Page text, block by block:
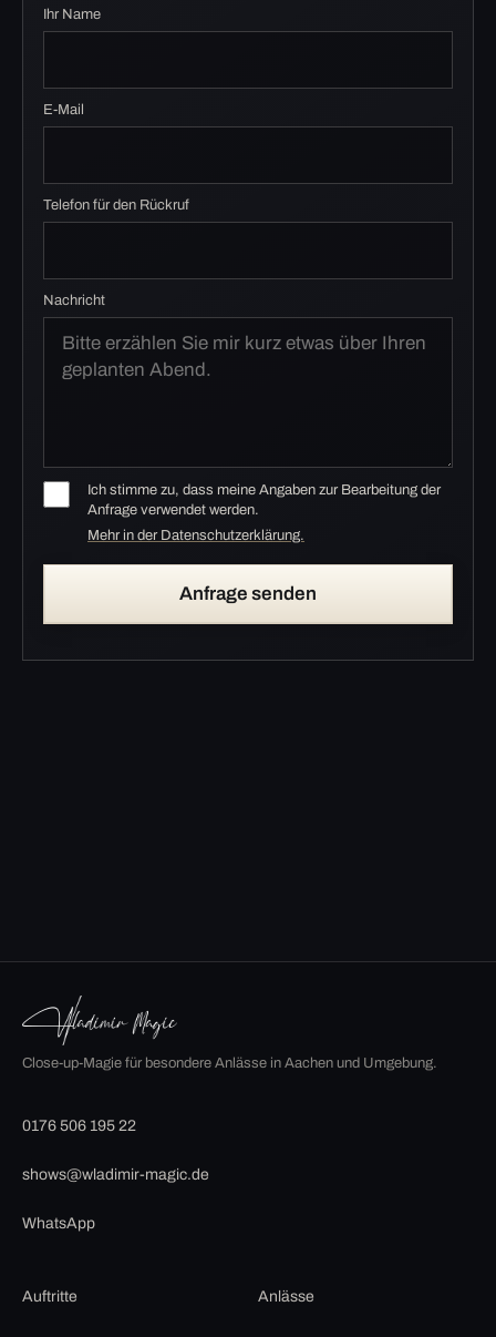
Ihr Name
E-Mail
Telefon für den Rückruf
Nachricht
Ich stimme zu, dass meine Angaben zur Bearbeitung der
Anfrage verwendet werden.
Mehr in der Datenschutzerklärung.
Anfrage senden
Close-up-Magie für besondere Anlässe in Aachen und Umgebung.
0176 506 195 22
shows@wladimir-magic.de
WhatsApp
Auftritte Anlässe